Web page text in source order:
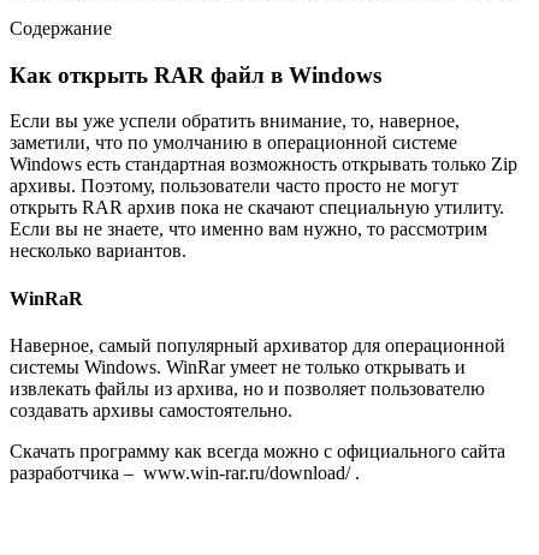
Содержание
Как открыть RAR файл в Windows
Если вы уже успели обратить внимание, то, наверное,
заметили, что по умолчанию в операционной системе
Windows есть стандартная возможность открывать только Zip
архивы. Поэтому, пользователи часто просто не могут
открыть RAR архив пока не скачают специальную утилиту.
Если вы не знаете, что именно вам нужно, то рассмотрим
несколько вариантов.
WinRaR
Наверное, самый популярный архиватор для операционной
системы Windows. WinRar умеет не только открывать и
извлекать файлы из архива, но и позволяет пользователю
создавать архивы самостоятельно.
Скачать программу как всегда можно с официального сайта
разработчика – www.win-rar.ru/download/ .